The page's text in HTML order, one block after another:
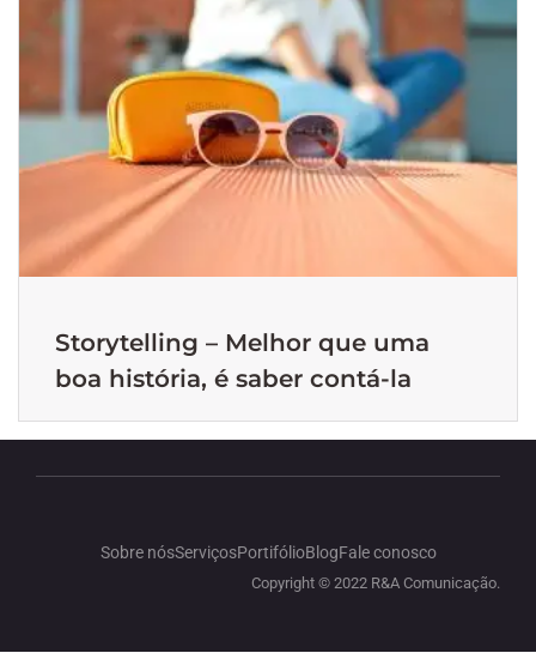
Storytelling – Melhor que uma
boa história, é saber contá-la
Sobre nósServiçosPortifólioBlogFale conosco
Copyright © 2022 R&A Comunicação.